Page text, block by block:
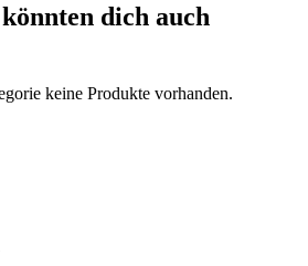
dich auch
keine Produkte vorhanden.